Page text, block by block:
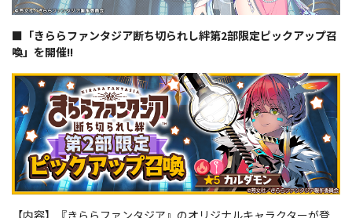
■「きららファンタジア断ち切られし絆第2部限定ピックアップ召
喚」を開催!!
【内容】『きららファンタジア』のオリジナルキャラクターが登